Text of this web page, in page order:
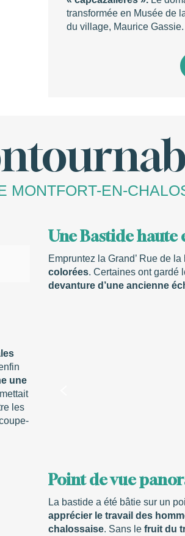
transformée en Musée de
du village, Maurice Gassie.
MONTFORT-EN-
Une Bastide haute
Empruntez la Grand’ Rue de
colorées. Certaines ont gardé
devanture d’une ancienne
une
les
Point de vue
La bastide a été bâtie sur un
apprécier le travail des
chalossaise. Sans le fruit du